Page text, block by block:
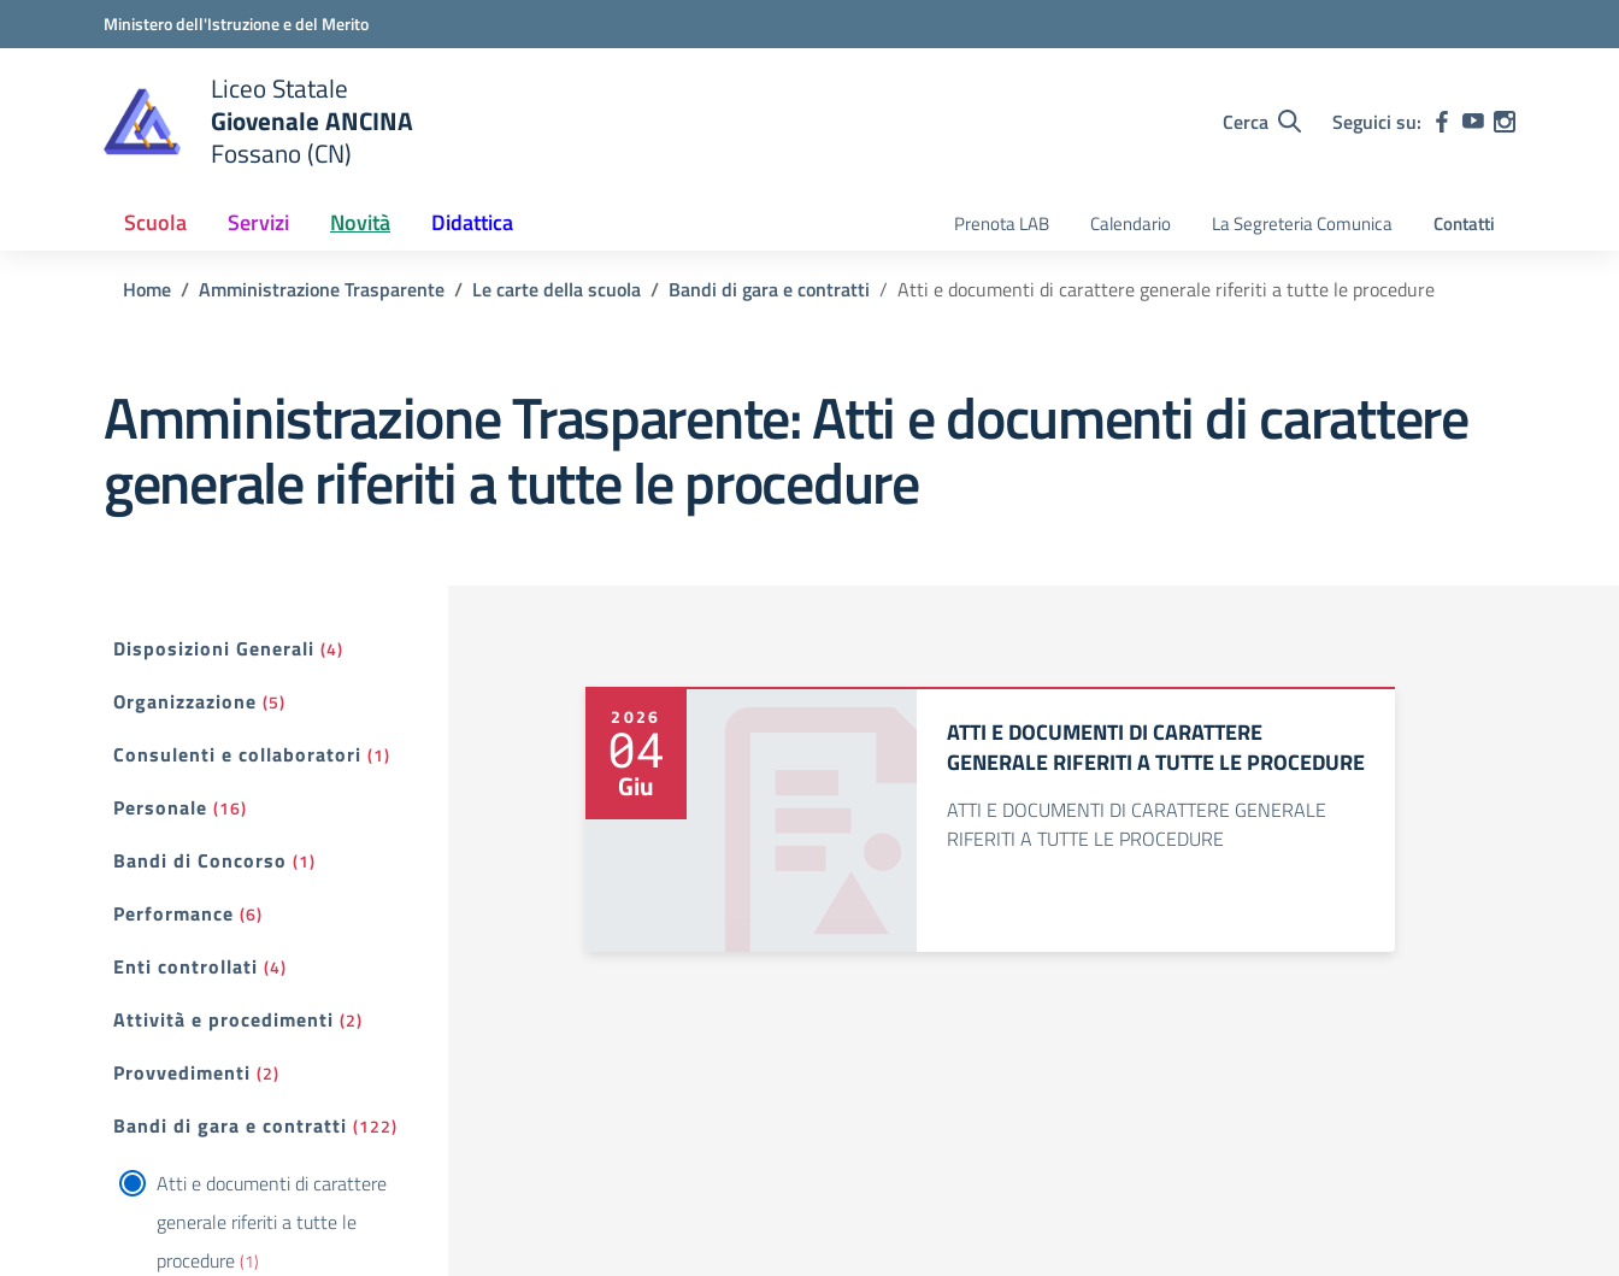
Vai ai contenuti
Vai al menu di navigazioneMinistero dell'Istruzione e del Merito
scuola
Liceo Statale
Giovenale ANCINA
Fossano (CN)
Cerca Seguici su:
Scuola Servizi Novità Didattica Prenota LAB Calendario La Segreteria Comunica Contatti
Home Amministrazione Trasparente Le carte della scuola Bandi di gara e contratti Atti e documenti di carattere generale riferiti a tutte le procedure
Amministrazione Trasparente:Atti e documenti di carattere
generale riferiti a tutte le procedure
Filtri
Disposizioni Generali (4)
Organizzazione (5)
Consulenti e collaboratori (1)
Personale (16)
Bandi di Concorso (1)
Performance (6)
Enti controllati (4)
Attività e procedimenti (2)
Provvedimenti (2)
Bandi di gara e contratti (122)
Atti e documenti di carattere
generale riferiti a tutte le
procedure(1)
2026
04
Giu
ATTI E DOCUMENTI DI CARATTERE
GENERALE RIFERITI A TUTTE LE PROCEDURE
ATTI E DOCUMENTI DI CARATTERE GENERALE
RIFERITI A TUTTE LE PROCEDURE